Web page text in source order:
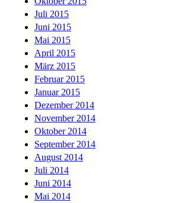
Juli 2015
Juni 2015
Mai 2015
April 2015
März 2015
Februar 2015
Januar 2015
Dezember 2014
November 2014
Oktober 2014
September 2014
August 2014
Juli 2014
Juni 2014
Mai 2014